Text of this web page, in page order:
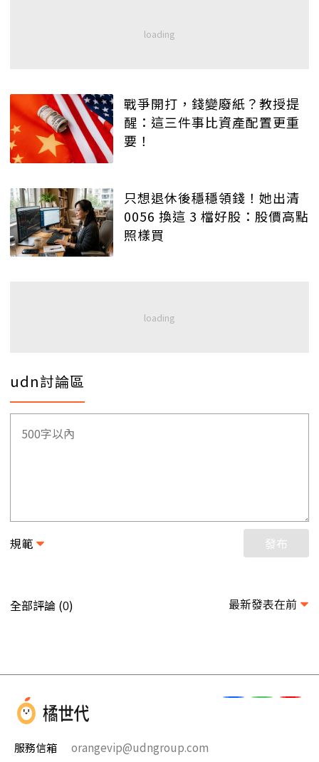
戰爭開打，錢變廢紙？教授提
醒：這三件事比資產配置更重
要！
只想退休後穩穩領錢！她出清
0056 換這 3 檔好股：股價高點
照樣買
udn討論區
規範 發布
全部評論 (0) 最新發表在前
服務信箱 orangevip@udngroup.com